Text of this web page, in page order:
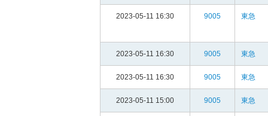
2023-05-11 16:30 9005 東急
2023-05-11 16:30 9005 東急
2023-05-11 16:30 9005 東急
2023-05-11 15:00 9005 東急